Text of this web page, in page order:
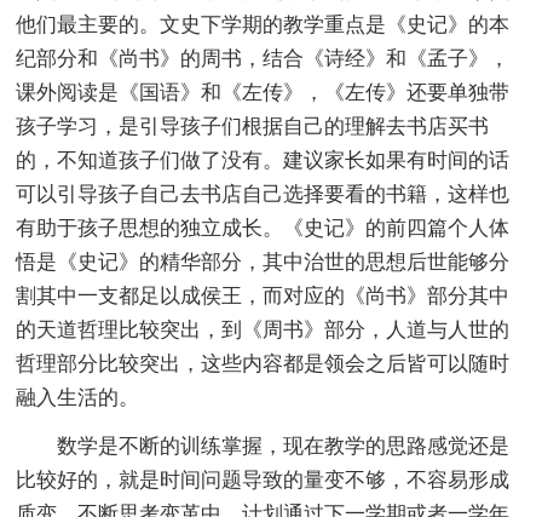
他们最主要的。文史下学期的教学重点是《史记》的本
纪部分和《尚书》的周书，结合《诗经》和《孟子》，
课外阅读是《国语》和《左传》，《左传》还要单独带
孩子学习，是引导孩子们根据自己的理解去书店买书
的，不知道孩子们做了没有。建议家长如果有时间的话
可以引导孩子自己去书店自己选择要看的书籍，这样也
有助于孩子思想的独立成长。《史记》的前四篇个人体
悟是《史记》的精华部分，其中治世的思想后世能够分
割其中一支都足以成侯王，而对应的《尚书》部分其中
的天道哲理比较突出，到《周书》部分，人道与人世的
哲理部分比较突出，这些内容都是领会之后皆可以随时
融入生活的。
数学是不断的训练掌握，现在教学的思路感觉还是
比较好的，就是时间问题导致的量变不够，不容易形成